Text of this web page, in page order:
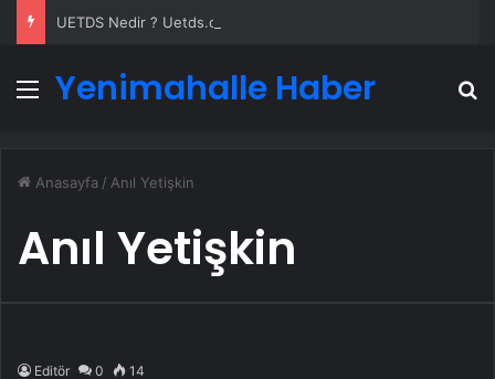
Menü
Yenimahalle Haber
Anasayfa / Anıl Yetişkin
Anıl Yetişkin
Editör 0 14